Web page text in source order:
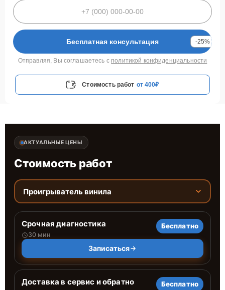
Бесплатная консультация -25%
Отправляя, Вы соглашаетесь с политикой конфиденциальности
Стоимость работ от 400₽
АКТУАЛЬНЫЕ ЦЕНЫ
Стоимость работ
Проигрыватель винила
Срочная диагностика
30 мин
Бесплатно
Записаться
Доставка в сервис и обратно Бесплатно